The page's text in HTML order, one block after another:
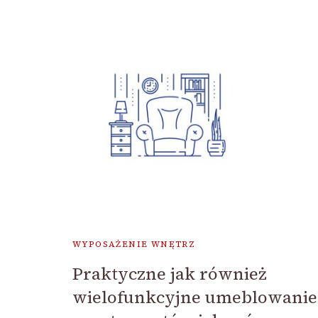
WYPOSAŻENIE WNĘTRZ
Praktyczne jak również
wielofunkcyjne